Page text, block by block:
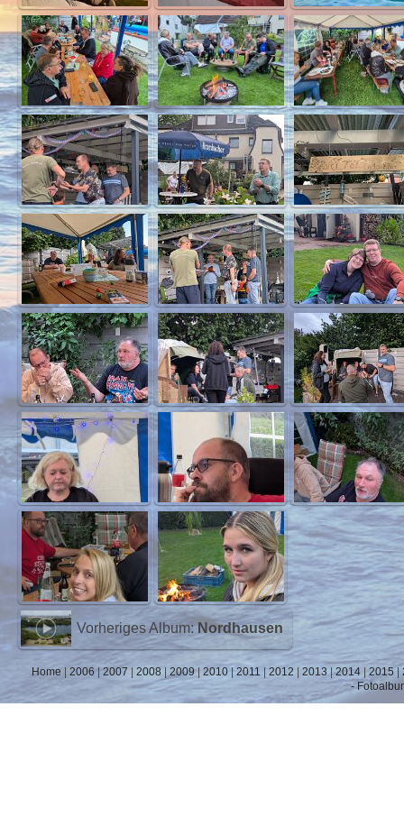
Vorheriges Album:Nordhausen
Home | 2006|2007 |2008| 2009 | 2010 |2011 |2012 |2013 |2014 |2015 |
-